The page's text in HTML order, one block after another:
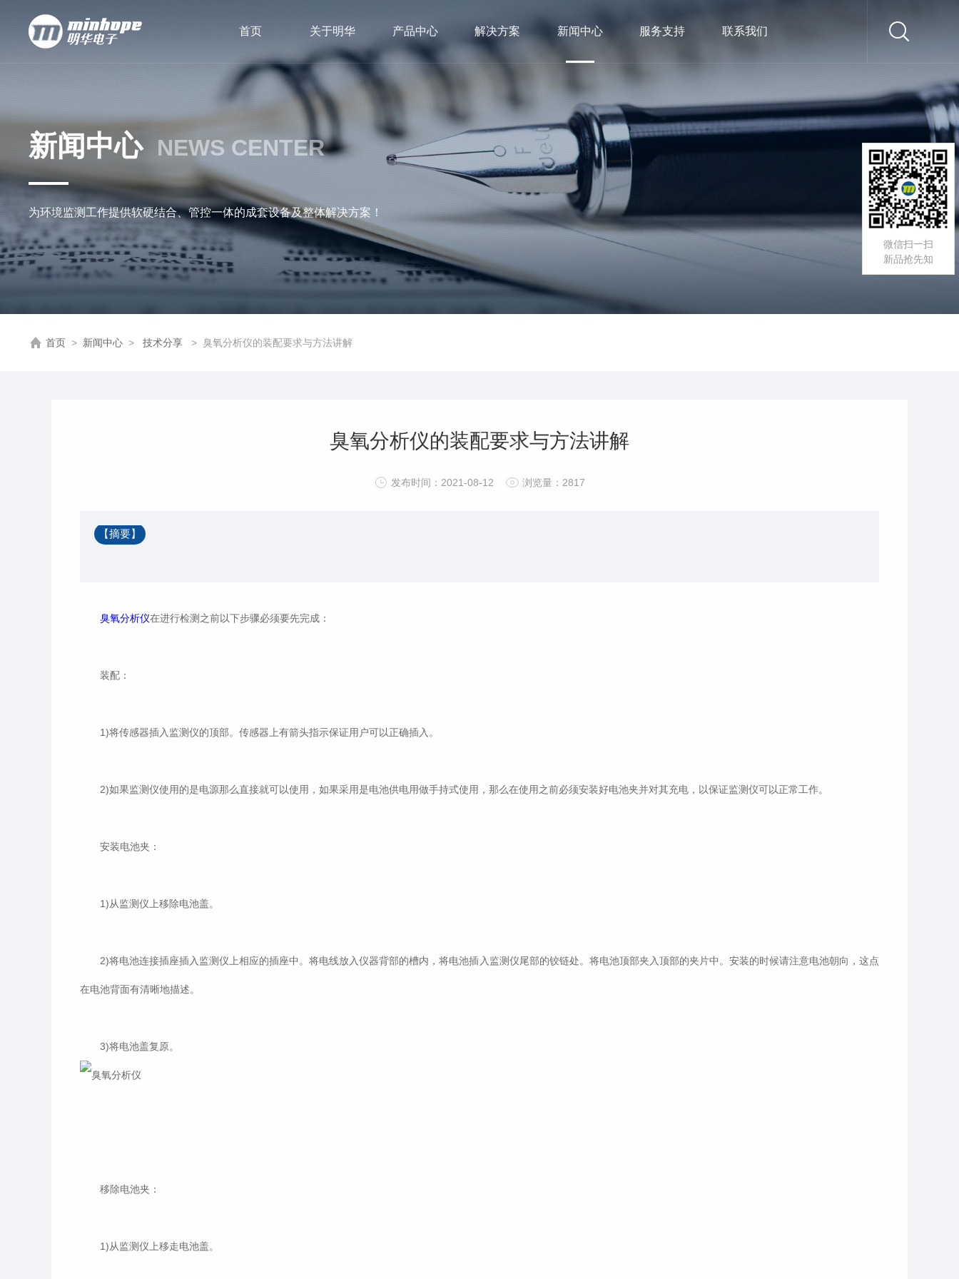
首页 关于明华 产品中心 解决方案 新闻中心 服务支持 联系我们
新闻中心 NEWS CENTER
为环境监测工作提供软硬结合、管控一体的成套设备及整体解决方案！
首页 > 新闻中心 > 技术分享 > 臭氧分析仪的装配要求与方法讲解
臭氧分析仪的装配要求与方法讲解
发布时间：2021-08-12 浏览量：2817
【摘要】
臭氧分析仪在进行检测之前以下步骤必须要先完成：
装配：
1)将传感器插入监测仪的顶部。传感器上有箭头指示保证用户可以正确插入。
2)如果监测仪使用的是电源那么直接就可以使用，如果采用是电池供电用做手持式使用，那么在使用之前必须安装好电池夹并对其充电，以保证监测仪可以正常工作。
安装电池夹：
1)从监测仪上移除电池盖。
2)将电池连接插座插入监测仪上相应的插座中。将电线放入仪器背部的槽内，将电池插入监测仪尾部的铰链处。将电池顶部夹入顶部的夹片中。安装的时候请注意电池朝向，这点
在电池背面有清晰地描述。
3)将电池盖复原。
移除电池夹：
1)从监测仪上移走电池盖。
微信扫一扫
新品抢先知